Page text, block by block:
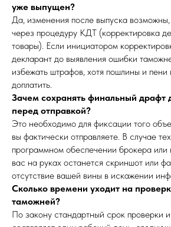
уже выпущен?
Да, изменения после выпуска
через процедуру КДТ (корректировка
товары). Если инициатором
декларант до выявления ошибки
избежать штрафов, хотя пошлины и пени
доплатить.
Зачем сохранять финальный драфт
перед отправкой?
Это необходимо для фиксации того
вы фактически отправляете. В случае
программном обеспечении брокера
вас на руках останется скриншот или
отсутствие вашей вины в искажении
Сколько времени уходит на
таможней?
По закону стандартный срок проверки